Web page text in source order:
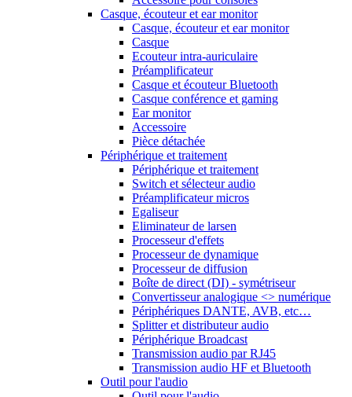
Casque, écouteur et ear monitor
Casque, écouteur et ear monitor
Casque
Ecouteur intra-auriculaire
Préamplificateur
Casque et écouteur Bluetooth
Casque conférence et gaming
Ear monitor
Accessoire
Pièce détachée
Périphérique et traitement
Périphérique et traitement
Switch et sélecteur audio
Préamplificateur micros
Egaliseur
Eliminateur de larsen
Processeur d'effets
Processeur de dynamique
Processeur de diffusion
Boîte de direct (DI) - symétriseur
Convertisseur analogique <> numérique
Périphériques DANTE, AVB, etc…
Splitter et distributeur audio
Périphérique Broadcast
Transmission audio par RJ45
Transmission audio HF et Bluetooth
Outil pour l'audio